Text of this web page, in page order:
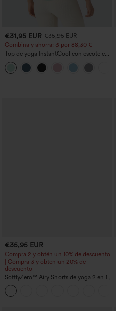
€31,95 EUR €35,95 EUR
Combina y ahorra: 3 por 88,30 €
Top de yoga InstantCool con escote en
U y bajo curvado - UPF50+
€35,95 EUR
Compra 2 y obtén un 10% de descuento
| Compra 3 y obtén un 20% de
descuento
SoftlyZero™ Airy Shorts de yoga 2 en 1
InstantCool de talle súper alto, 7" con
bolsillos